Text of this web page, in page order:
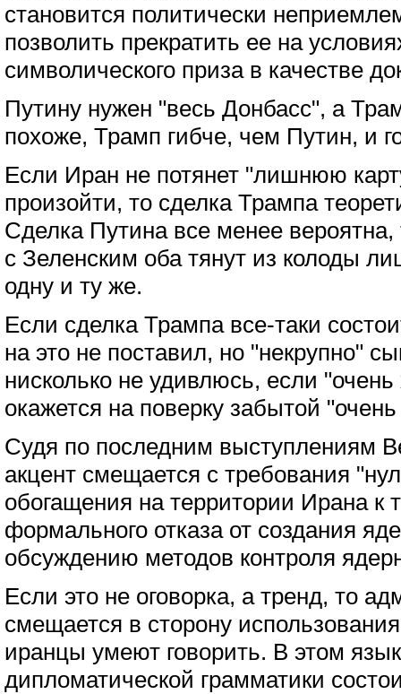
становится политически
позволить прекратить ее на
символического приза в качестве
Путину нужен "весь Донбасс", а
похоже, Трамп гибче, чем Путин, и
Если Иран не потянет "лишнюю
произойти, то сделка Трампа
Сделка Путина все менее вероятна,
с Зеленским оба тянут из колоды
одну и ту же.
Если сделка Трампа все-таки
на это не поставил, но "некрупно"
нисколько не удивлюсь, если
окажется на поверку забытой
Судя по последним выступлениям
акцент смещается с требования
обогащения на территории Ирана к
формального отказа от создания
обсуждению методов контроля
Если это не оговорка, а тренд, то
смещается в сторону
иранцы умеют говорить. В этом
дипломатической грамматики